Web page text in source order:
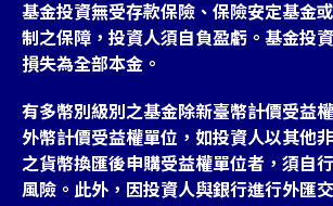
基金投資無受存款保險、保險安定基金
制之保障，投資人須自負盈虧。基金投
損失為全部本金。
有多幣別級別之基金除新臺幣計價受益
外幣計價受益權單位，如投資人以其他
之貨幣換匯後申購受益權單位者，須自
風險。此外，因投資人與銀行進行外匯